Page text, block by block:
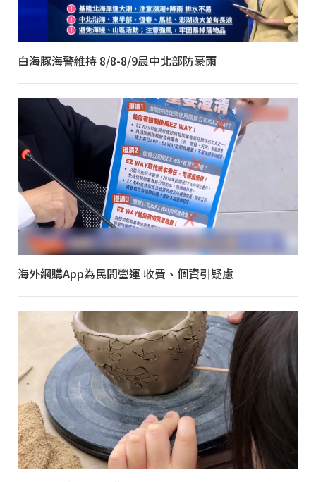
白海豚海警維持 8/8-8/9晨中北部防豪雨
海外網購App為民間營運 收費、個資引疑慮